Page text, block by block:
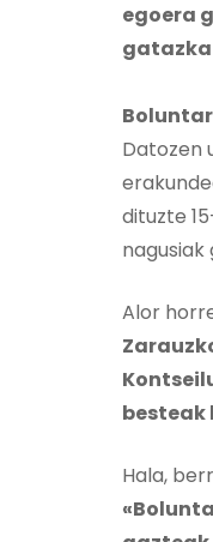
egoera
Datozen
dituzte
Alor
besteak
Hala,